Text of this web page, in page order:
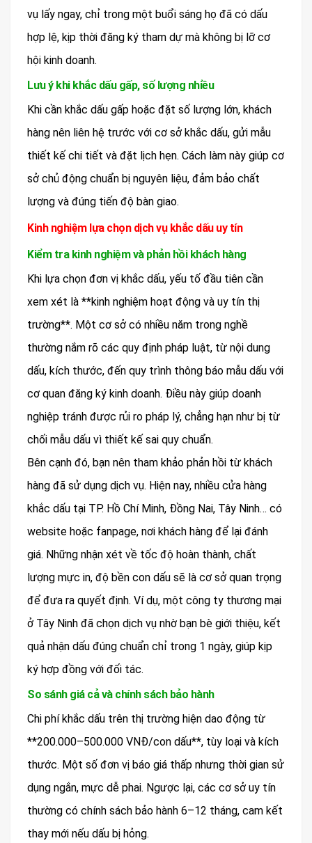
vụ lấy ngay, chỉ trong một buổi sáng họ đã có dấu
hợp lệ, kịp thời đăng ký tham dự mà không bị lỡ cơ
hội kinh doanh.
Lưu ý khi khắc dấu gấp, số lượng nhiều
Khi cần khắc dấu gấp hoặc đặt số lượng lớn, khách
hàng nên liên hệ trước với cơ sở khắc dấu, gửi mẫu
thiết kế chi tiết và đặt lịch hẹn. Cách làm này giúp cơ
sở chủ động chuẩn bị nguyên liệu, đảm bảo chất
lượng và đúng tiến độ bàn giao.
Kinh nghiệm lựa chọn dịch vụ khắc dấu uy tín
Kiểm tra kinh nghiệm và phản hồi khách hàng
Khi lựa chọn đơn vị khắc dấu, yếu tố đầu tiên cần
xem xét là **kinh nghiệm hoạt động và uy tín thị
trường**. Một cơ sở có nhiều năm trong nghề
thường nắm rõ các quy định pháp luật, từ nội dung
dấu, kích thước, đến quy trình thông báo mẫu dấu với
cơ quan đăng ký kinh doanh. Điều này giúp doanh
nghiệp tránh được rủi ro pháp lý, chẳng hạn như bị từ
chối mẫu dấu vì thiết kế sai quy chuẩn.
Bên cạnh đó, bạn nên tham khảo phản hồi từ khách
hàng đã sử dụng dịch vụ. Hiện nay, nhiều cửa hàng
khắc dấu tại TP. Hồ Chí Minh, Đồng Nai, Tây Ninh… có
website hoặc fanpage, nơi khách hàng để lại đánh
giá. Những nhận xét về tốc độ hoàn thành, chất
lượng mực in, độ bền con dấu sẽ là cơ sở quan trọng
để đưa ra quyết định. Ví dụ, một công ty thương mại
ở Tây Ninh đã chọn dịch vụ nhờ bạn bè giới thiệu, kết
quả nhận dấu đúng chuẩn chỉ trong 1 ngày, giúp kịp
ký hợp đồng với đối tác.
So sánh giá cả và chính sách bảo hành
Chi phí khắc dấu trên thị trường hiện dao động từ
**200.000–500.000 VNĐ/con dấu**, tùy loại và kích
thước. Một số đơn vị báo giá thấp nhưng thời gian sử
dụng ngắn, mực dễ phai. Ngược lại, các cơ sở uy tín
thường có chính sách bảo hành 6–12 tháng, cam kết
thay mới nếu dấu bị hỏng.